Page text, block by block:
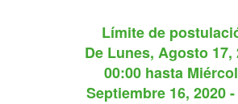
Límite de
De Lunes, Agosto 17,
00:00hasta
Septiembre 16, 2020